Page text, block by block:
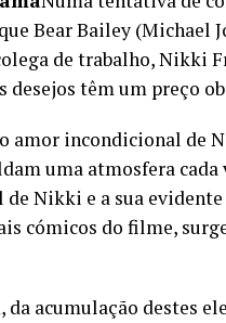
Bear Bailey (Michael
de trabalho, Nikki
têm um preço
amor incondicional de
uma atmosfera
Nikki e a sua
cómicos do filme,
acumulação destes